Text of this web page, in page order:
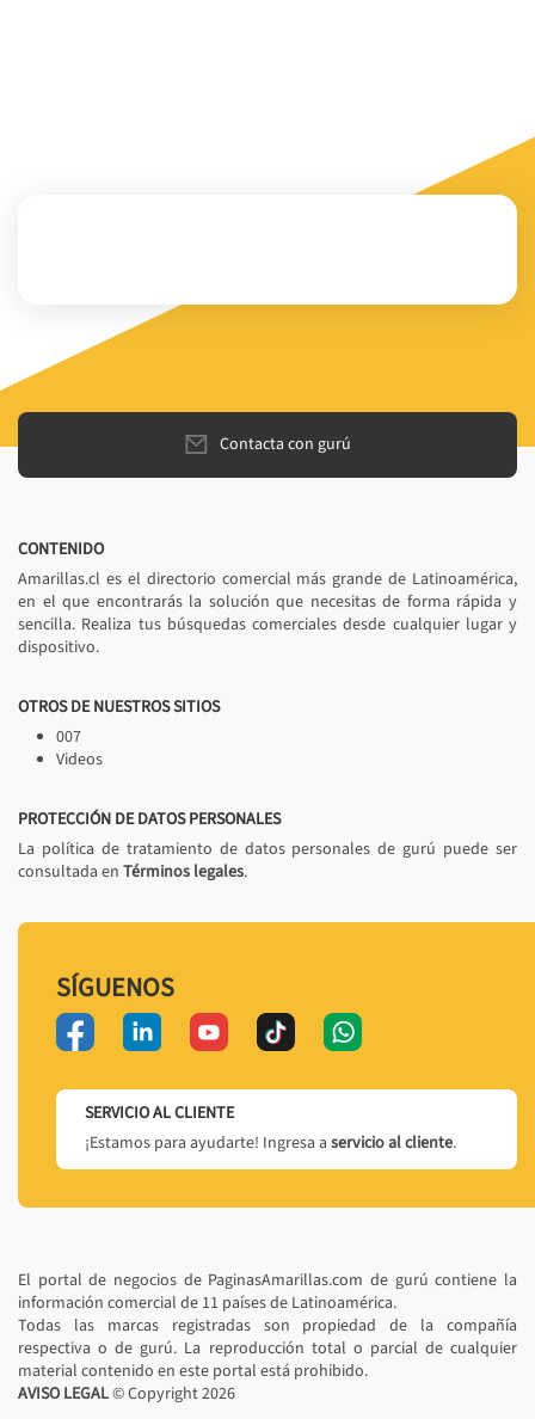
Contacta con gurú
CONTENIDO
Amarillas.cl es el directorio comercial más grande de Latinoamérica,
en el que encontrarás la solución que necesitas de forma rápida y
sencilla. Realiza tus búsquedas comerciales desde cualquier lugar y
dispositivo.
OTROS DE NUESTROS SITIOS
007
Videos
PROTECCIÓN DE DATOS PERSONALES
La política de tratamiento de datos personales de gurú puede ser
consultada en Términos legales.
SÍGUENOS
SERVICIO AL CLIENTE
¡Estamos para ayudarte! Ingresa a servicio al cliente.
El portal de negocios de PaginasAmarillas.com de gurú contiene la
información comercial de 11 países de Latinoamérica.
Todas las marcas registradas son propiedad de la compañía
respectiva o de gurú. La reproducción total o parcial de cualquier
material contenido en este portal está prohibido.
AVISO LEGAL© Copyright2026